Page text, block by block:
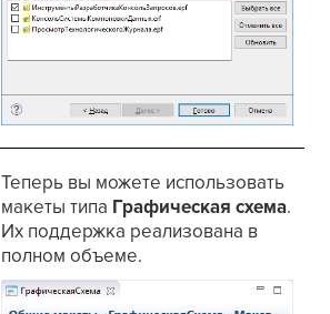
Теперь вы можете использовать
макеты типа Графическая схема.
Их поддержка реализована в
полном объеме.